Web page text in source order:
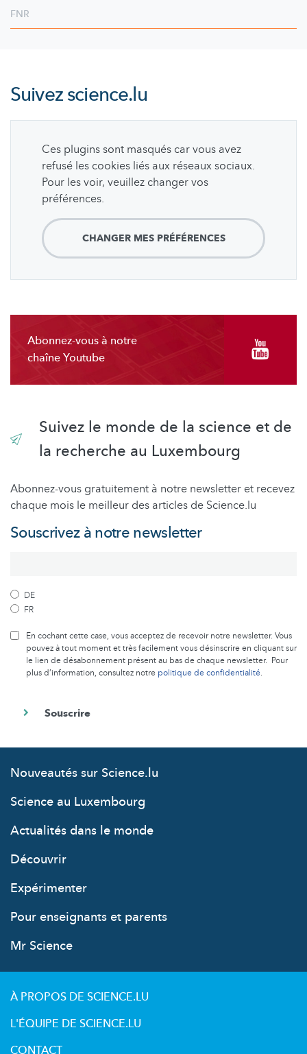
FNR
Suivezscience.lu
Ces plugins sont masqués car vous avez
refusé les cookies liés aux réseaux sociaux.
Pour les voir, veuillez changer vos
préférences.
CHANGER MES PRÉFÉRENCES
Abonnez-vous à notre
chaîne Youtube
Suivez le monde de la science et de
la recherche au Luxembourg
Abonnez-vous gratuitement à notre newsletter et recevez
chaque mois le meilleur des articles de Science.lu
Souscrivez à notre newsletter
DE
FR
En cochant cette case, vous acceptez de recevoir notre newsletter. Vous
pouvez à tout moment et très facilement vous désinscrire en cliquant sur
le lien de désabonnement présent au bas de chaque newsletter. Pour
plus d’information, consultez notre politique de confidentialité.
Nouveautés sur Science.lu
Science au Luxembourg
Actualités dans le monde
Découvrir
Expérimenter
Pour enseignants et parents
Mr Science
À PROPOS DE SCIENCE.LU
L'ÉQUIPE DE SCIENCE.LU
CONTACT